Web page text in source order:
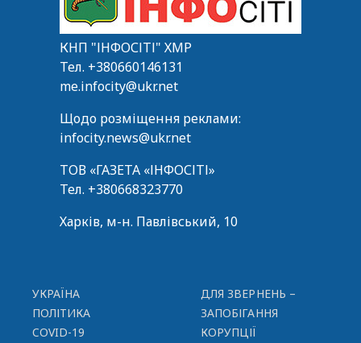
КНП "ІНФОСІТІ" ХМР
Тел. +380660146131
me.infocity@ukr.net
Щодо розміщення реклами:
infocity.news@ukr.net
ТОВ «ГАЗЕТА «ІНФОСІТІ»
Тел. +380668323770
Харків, м-н. Павлівський, 10
УКРАЇНА
ПОЛІТИКА
COVID-19
ДЛЯ ЗВЕРНЕНЬ –
ЗАПОБІГАННЯ
КОРУПЦІЇ